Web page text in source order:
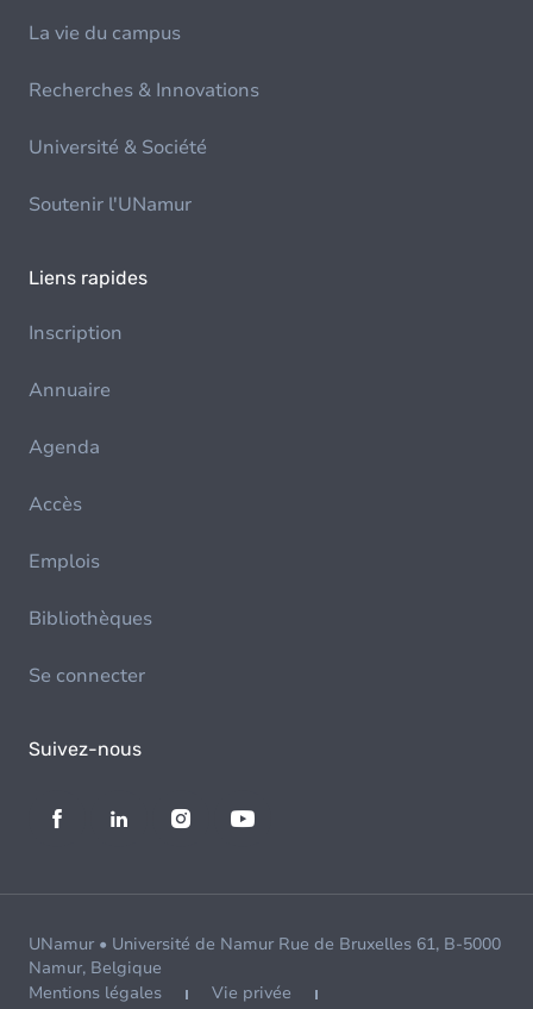
La vie du campus
Recherches & Innovations
Université & Société
Soutenir l'UNamur
Liens rapides
Inscription
Annuaire
Agenda
Accès
Emplois
Bibliothèques
Se connecter
Suivez-nous
UNamur • Université de Namur Rue de Bruxelles 61, B-5000
Namur, Belgique
Mentions légales
Vie privée